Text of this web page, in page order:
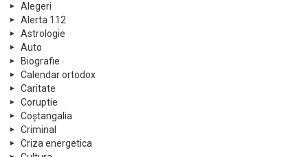
Alegeri
Alerta 112
Astrologie
Auto
Biografie
Calendar ortodox
Caritate
Coruptie
Coștangalia
Criminal
Criza energetica